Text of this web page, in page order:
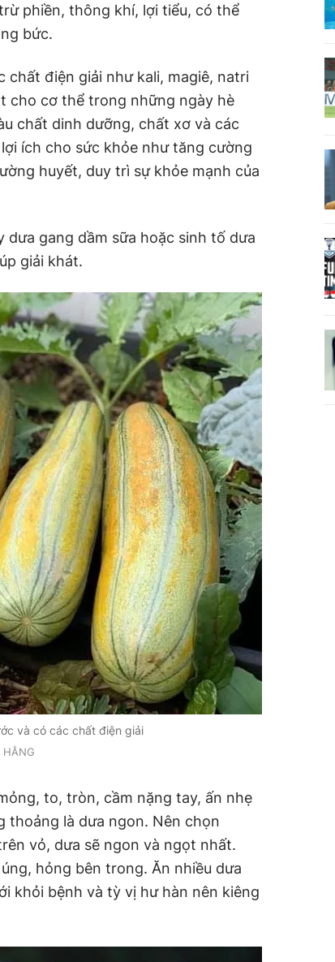
phiền, thông khí, lợi tiểu, có thể
bức.
chất điện giải như kali, magiê, natri
cho cơ thể trong những ngày hè
chất dinh dưỡng, chất xơ và các
ích cho sức khỏe như tăng cường
huyết, duy trì sự khỏe mạnh của
gang dầm sữa hoặc sinh tố dưa
giải khát.
và có các chất điện giải
HẰNG
to, tròn, cầm nặng tay, ấn nhẹ
thoảng là dưa ngon. Nên chọn
vỏ, dưa sẽ ngon và ngọt nhất.
hỏng bên trong. Ăn nhiều dưa
khỏi bệnh và tỳ vị hư hàn nên kiêng